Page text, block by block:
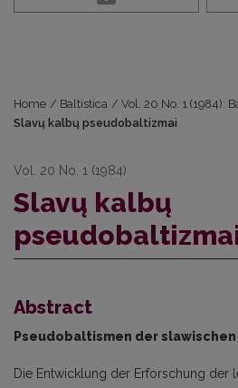
Home / Baltistica / Vol. 20 No. 1 (1984):
Slavų kalbų pseudobaltizmai
Vol. 20 No. 1 (1984)
Slavų kalbų
Abstract
Pseudobaltismen der slawischen
Die Entwicklung der Erforschung der